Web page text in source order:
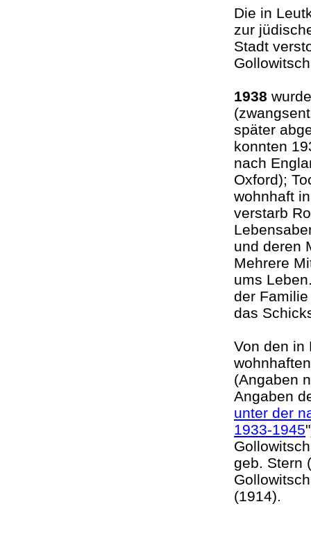
Die in
zur
Stadt
1938
später
konnten
nach
Oxford);
wohnhaft
verstarb
und deren
Mehrere
ums
der
das
Von den in
(Angaben
Angaben
unter der
1933-1945
geb. Stern
(1914).